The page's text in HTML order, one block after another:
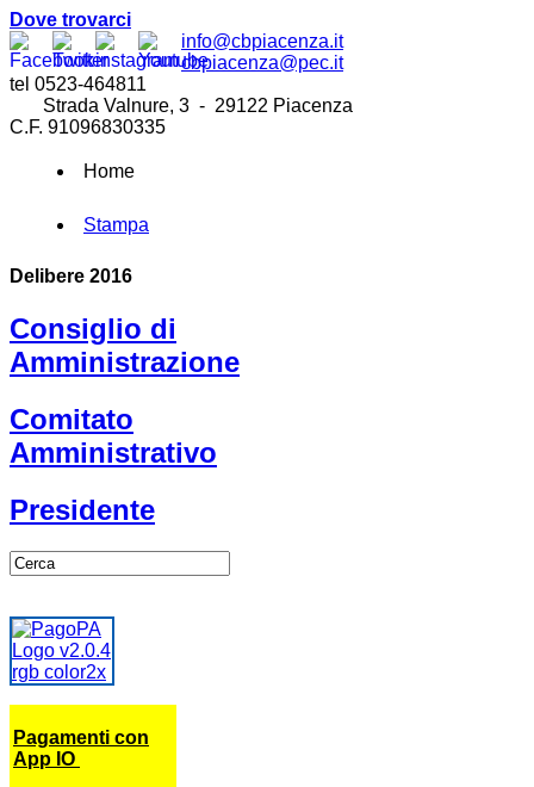
Dove trovarci
info@cbpiacenza.it
cbpiacenza@pec.it
tel 0523-464811
Strada Valnure, 3 - 29122 Piacenza
C.F. 91096830335
Home
Stampa
Delibere 2016
Consiglio di
Amministrazione
Comitato
Amministrativo
Presidente
Pagamenti con
App IO